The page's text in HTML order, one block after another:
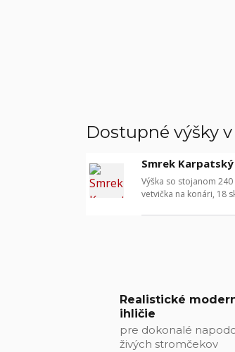
Dostupné výšky
Smrek
Výška so stojanom
vetvička na konári, 18
Realistické
ihličie
pre dokonalé
živých stromčekov